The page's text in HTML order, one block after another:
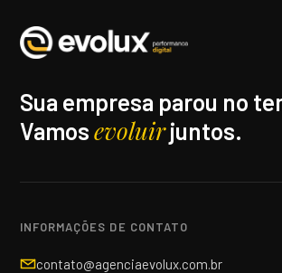
Sua empresa parou no
Vamosevoluirjuntos.
INFORMAÇÕES DE CONTATO
contato@agenciaevolux.com.br